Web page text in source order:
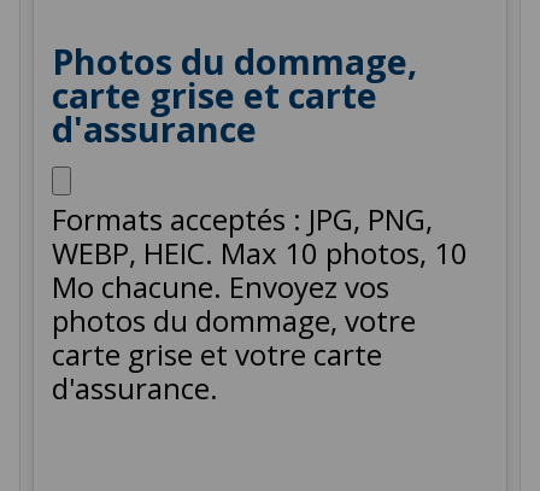
Photos du dommage,
carte grise et carte
d'assurance
Formats acceptés : JPG, PNG,
WEBP, HEIC. Max 10 photos, 10
Mo chacune. Envoyez vos
photos du dommage, votre
carte grise et votre carte
d'assurance.